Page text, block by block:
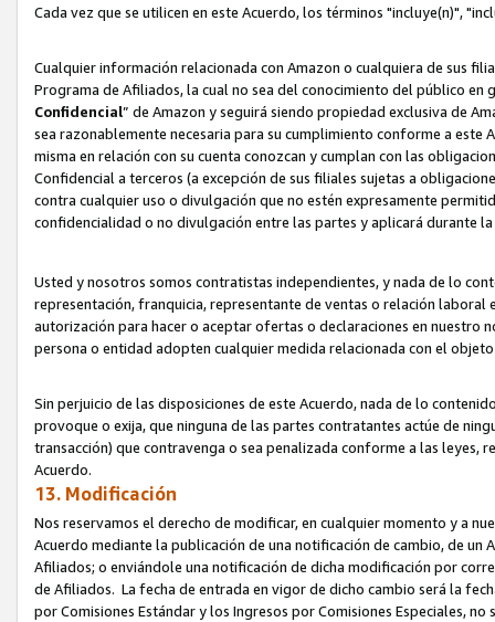
Cada vez que se utilicen en este Acuerdo, los términos "incluye(n)",
Cualquier información relacionada con Amazon o cualquiera de sus
Programa de Afiliados, la cual no sea del conocimiento del público
Confidencial” de Amazon y seguirá siendo propiedad exclusiva de
sea razonablemente necesaria para su cumplimiento conforme a
misma en relación con su cuenta conozcan y cumplan con las
Confidencial a terceros (a excepción de sus filiales sujetas a
contra cualquier uso o divulgación que no estén expresamente
confidencialidad o no divulgación entre las partes y aplicará durante
Usted y nosotros somos contratistas independientes, y nada de lo
representación, franquicia, representante de ventas o relación
autorización para hacer o aceptar ofertas o declaraciones en nuestro
persona o entidad adopten cualquier medida relacionada con el
Sin perjuicio de las disposiciones de este Acuerdo, nada de lo
provoque o exija, que ninguna de las partes contratantes actúe de
transacción) que contravenga o sea penalizada conforme a las leyes,
Acuerdo.
13. Modificación
Nos reservamos el derecho de modificar, en cualquier momento y a
Acuerdo mediante la publicación de una notificación de cambio, de
Afiliados; o enviándole una notificación de dicha modificación por
de Afiliados. La fecha de entrada en vigor de dicho cambio será la
por Comisiones Estándar y los Ingresos por Comisiones Especiales,